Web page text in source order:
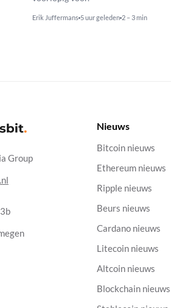
Erik Juffermans 5 uur geleden 2 – 3 min
Group
Nieuws
Bitcoin nieuws
Ethereum nieuws
Ripple nieuws
Beurs nieuws
Cardano nieuws
Litecoin nieuws
Altcoin nieuws
Blockchain nieuws